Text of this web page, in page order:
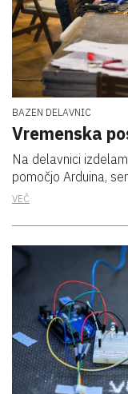
BAZEN DELAVNIC
Vremenska
Na delavnici
pomočjo Arduina,
VEČ